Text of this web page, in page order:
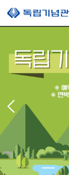
본문 바로가기